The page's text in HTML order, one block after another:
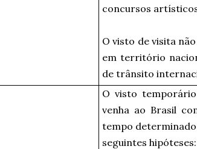
concursos
O visto de visita
em território
de trânsito
O visto
venha ao Brasil
tempo determinado
seguintes hipóteses: